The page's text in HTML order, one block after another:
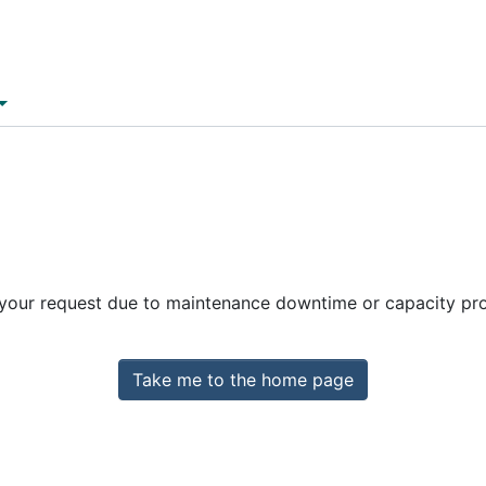
request due to maintenance downtime or capacity
Take me to the home page